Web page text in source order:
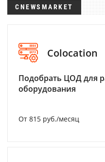
CNEWSMARKET
Colocation
Подобрать ЦОД для
оборудования
От 815 руб./месяц